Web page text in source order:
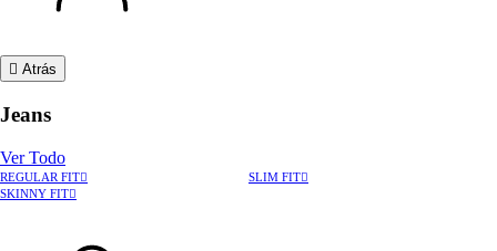
Atrás
Jeans
Ver Todo
REGULAR FIT
SLIM FIT
SKINNY FIT